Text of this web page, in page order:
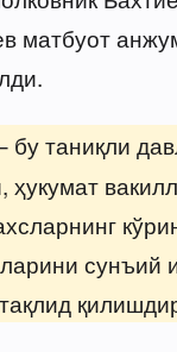
матбуот
бу таниқли
ҳукумат
сунъий